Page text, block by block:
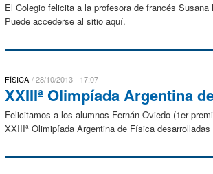
El Colegio felicita a la profesora de francés
Puede accederse al sitio aquí.
FÍSICA 28/10/2013 - 17:07
XXIIIª Olimpíada Argentina
Felicitamos a los alumnos Fernán Oviedo (1er
XXIIIª Olimipíada Argentina de Física